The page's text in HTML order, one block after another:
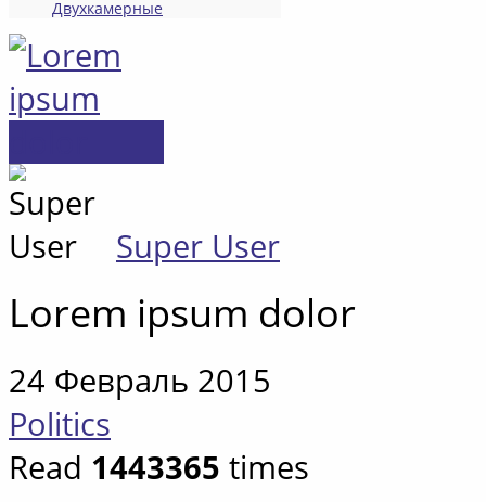
Двухкамерные
Super User
Lorem ipsum dolor
24 Февраль 2015
Politics
Read 1443365 times